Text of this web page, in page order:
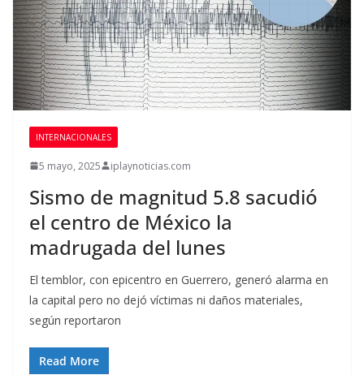
INTERNACIONALES
5 mayo, 2025 iplaynoticias.com
Sismo de magnitud 5.8 sacudió
el centro de México la
madrugada del lunes
El temblor, con epicentro en Guerrero, generó alarma en
la capital pero no dejó víctimas ni daños materiales,
según reportaron
Read More